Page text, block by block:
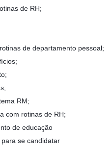
de RH;
de departamento pessoal;
RM;
com rotinas de RH;
de educação
para se candidatar